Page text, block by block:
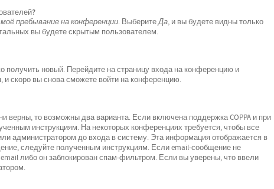
пребывание на конференции. ВыберитеДа, и вы будете видны только
вы будете скрытым пользователем.
получить новый. Перейдите на страницу входа на конференцию и
и скоро вы снова сможете войти на конференцию.
верны, то возможны два варианта. Если включена поддержка COPPA и при
инструкциям. На некоторых конференциях требуется, чтобы все
администратором до входа в систему. Эта информация отображается в
следуйте полученным инструкциям. Если email-сообщение не
либо он заблокирован спам-фильтром. Если вы уверены, что ввели